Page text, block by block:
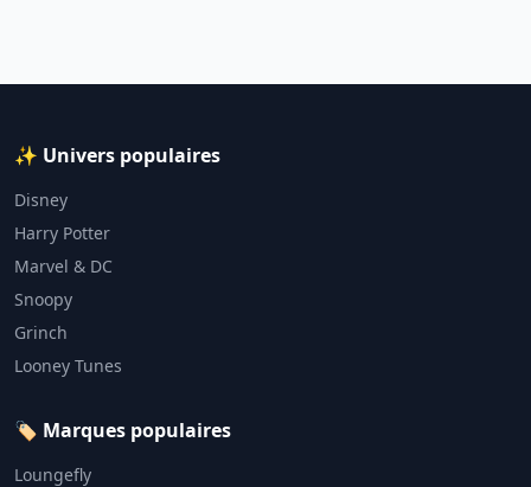
✨ Univers populaires
Disney
Harry Potter
Marvel & DC
Snoopy
Grinch
Looney Tunes
🏷️ Marques populaires
Loungefly